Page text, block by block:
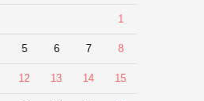
1
5 6 7 8
12 13 14 15